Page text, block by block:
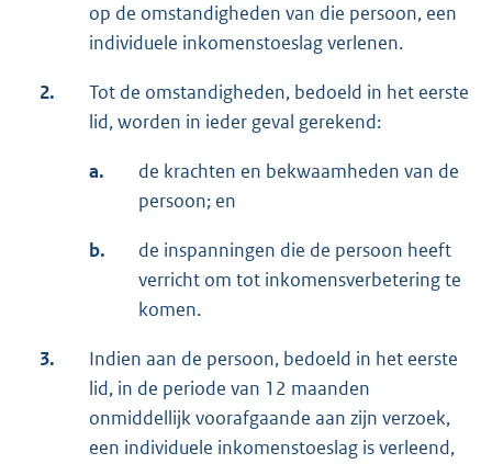
op de omstandigheden van die persoon, een
individuele inkomenstoeslag verlenen.
2.
Tot de omstandigheden, bedoeld in het eerste
lid, worden in ieder geval gerekend:
a.
de krachten en bekwaamheden van de
persoon; en
b.
de inspanningen die de persoon heeft
verricht om tot inkomensverbetering te
komen.
3.
Indien aan de persoon, bedoeld in het eerste
lid, in de periode van 12 maanden
onmiddellijk voorafgaande aan zijn verzoek,
een individuele inkomenstoeslag is verleend,